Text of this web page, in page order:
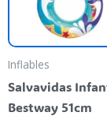
Inflables
Salvavidas
Bestway 51cm